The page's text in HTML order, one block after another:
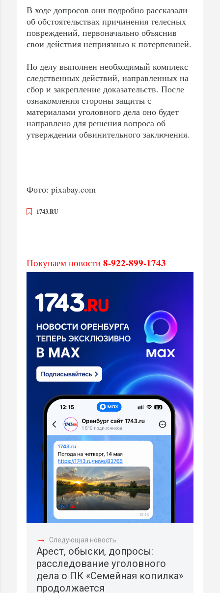
В ходе допросов они подробно рассказали
об обстоятельствах причинения телесных
повреждений, первоначально объяснив
свои действия неприязнью к потерпевшей.
По делу выполнен необходимый комплекс
следственных действий, направленных на
сбор и закрепление доказательств. После
ознакомления стороны защиты с
материалами уголовного дела оно будет
направлено для решения вопроса об
утверждении обвинительного заключения.
Фото: pixabay.com
1743.RU
Покупаем новости 8-922-899-1743
→ Следующая новость:
Арест, обыски, допросы:
расследование уголовного
дела о ПК «Семейная копилка»
продолжается